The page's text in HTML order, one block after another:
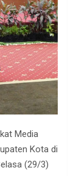
Media
Kota di
(29/3)